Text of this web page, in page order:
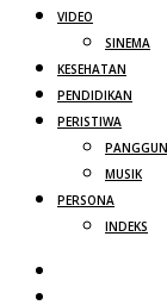
VIDEO
SINEMA
KESEHATAN
PENDIDIKAN
PERISTIWA
MUSIK
PERSONA
INDEKS